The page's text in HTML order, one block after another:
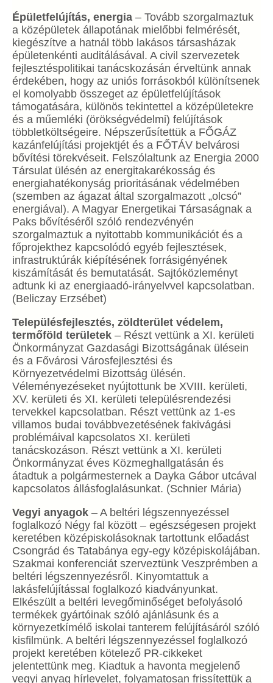
Épületfelújítás, energia – Tovább szorgalmaztuk
a középületek állapotának mielőbbi felmérését,
kiegészítve a hatnál több lakásos társasházak
épületenkénti auditálásával. A civil szervezetek
fejlesztéspolitikai tanácskozásán érveltünk annak
érdekében, hogy az uniós forrásokból különítsenek
el komolyabb összeget az épületfelújítások
támogatására, különös tekintettel a középületekre
és a műemléki (örökségvédelmi) felújítások
többletköltségeire. Népszerűsítettük a FŐGÁZ
kazánfelújítási projektjét és a FŐTÁV belvárosi
bővítési törekvéseit. Felszólaltunk az Energia 2000
Társulat ülésén az energitakarékosság és
energiahatékonyság prioritásának védelmében
(szemben az ágazat által szorgalmazott „olcsó”
energiával). A Magyar Energetikai Társaságnak a
Paks bővítéséről szóló rendezvényén
szorgalmaztuk a nyitottabb kommunikációt és a
főprojekthez kapcsolódó egyéb fejlesztések,
infrastruktúrák kiépítésének forrásigényének
kiszámítását és bemutatását. Sajtóközleményt
adtunk ki az energiaadó-irányelvvel kapcsolatban.
(Beliczay Erzsébet)
Településfejlesztés, zöldterület védelem,
termőföld területek – Részt vettünk a XI. kerületi
Önkormányzat Gazdasági Bizottságának ülésein
és a Fővárosi Városfejlesztési és
Környezetvédelmi Bizottság ülésén.
Véleményezéseket nyújtottunk be XVIII. kerületi,
XV. kerületi és XI. kerületi településrendezési
tervekkel kapcsolatban. Részt vettünk az 1-es
villamos budai továbbvezetésének fakivágási
problémáival kapcsolatos XI. kerületi
tanácskozáson. Részt vettünk a XI. kerületi
Önkormányzat éves Közmeghallgatásán és
átadtuk a polgármesternek a Dayka Gábor utcával
kapcsolatos állásfoglalásunkat. (Schnier Mária)
Vegyi anyagok – A beltéri légszennyezéssel
foglalkozó Négy fal között – egészségesen projekt
keretében középiskolásoknak tartottunk előadást
Csongrád és Tatabánya egy-egy középiskolájában.
Szakmai konferenciát szerveztünk Veszprémben a
beltéri légszennyezésről. Kinyomtattuk a
lakásfelújítással foglalkozó kiadványunkat.
Elkészült a beltéri levegőminőséget befolyásoló
termékek gyártóinak szóló ajánlásunk és a
környezetkímélő iskolai tanterem felújításáról szóló
kisfilmünk. A beltéri légszennyezéssel foglalkozó
projekt keretében kötelező PR-cikkeket
jelentettünk meg. Kiadtuk a havonta megjelenő
vegyi anyag hírlevelet, folyamatosan frissítettük a